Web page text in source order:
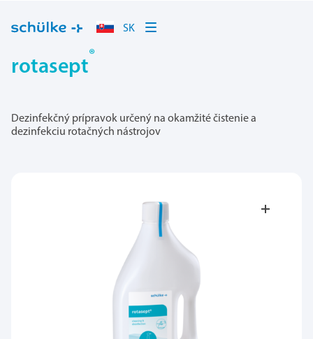
SK
rotasept
®
Dezinfekčný prípravok určený na okamžité čistenie a
dezinfekciu rotačných nástrojov